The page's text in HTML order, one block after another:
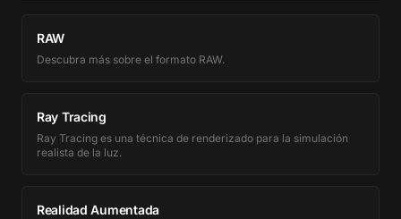
RAW
Descubra más sobre el formato RAW.
Ray Tracing
Ray Tracing es una técnica de renderizado para la simulación
realista de la luz.
Realidad Aumentada